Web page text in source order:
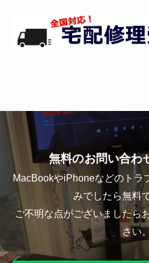
無料のお問い合わ
MacBookやiPhoneなどのトラ
みでしたら無料
ご不明な点がございましたら
さい